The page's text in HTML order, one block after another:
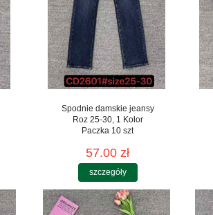
Spodnie damskie jeansy
Roz 25-30, 1 Kolor
Paczka 10 szt
57.00 zł
szczegóły